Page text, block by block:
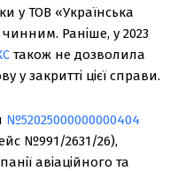
у ТОВ «Українська
Раніше, у 2023
також не дозволила
у закритті цієї справи.
№52025000000000404
№991/2631/26),
авіаційного та